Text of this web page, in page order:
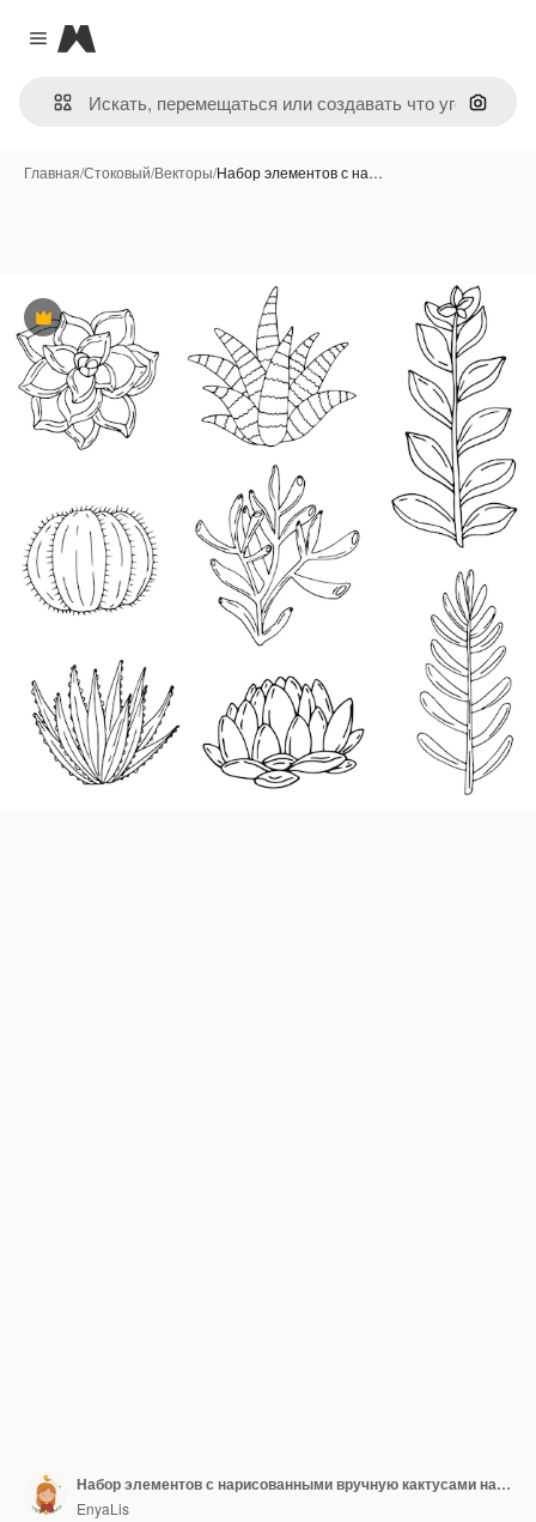
Close menu
Magnific
Поиск
Главная/Стоковый/Векторы/Набор элементов с на…
Премиум
Набор элементов с нарисованными вручную кактусами на белом фоне Векторные иконки в стиле черно-белого эскиза Ручной рисунок изолированных объектов
EnyaLis